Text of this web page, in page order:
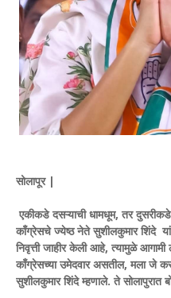
सोलापूर |
एकीकडे दसऱ्याची धामधूम, तर
काँग्रेसचे ज्येष्ठ नेते सुशीलकुमार शिंदे
निवृत्ती जाहीर केली आहे, त्यामुळे
काँग्रेसच्या उमेदवार असतील, मला जे
सुशीलकुमार शिंदे म्हणाले. ते सोलापुरात